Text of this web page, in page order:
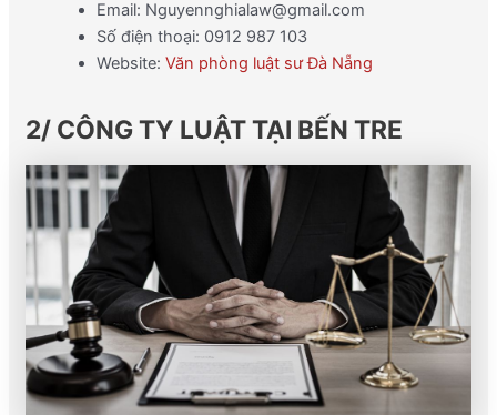
Email: Nguyennghialaw@gmail.com
Số điện thoại: 0912 987 103
Website: Văn phòng luật sư Đà Nẵng
2/ CÔNG TY LUẬT TẠI BẾN TRE